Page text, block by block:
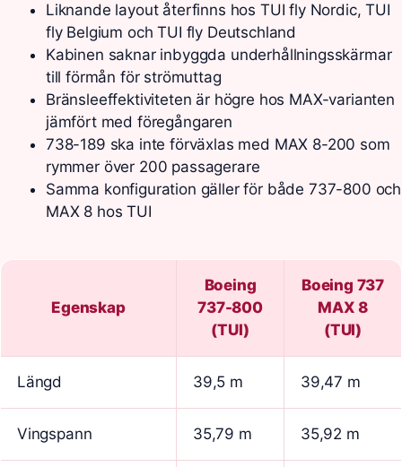
Liknande layout återfinns hos TUI fly Nordic, TUI
fly Belgium och TUI fly Deutschland
Kabinen saknar inbyggda underhållningsskärmar
till förmån för strömuttag
Bränsleeffektiviteten är högre hos MAX-varianten
jämfört med föregångaren
738-189 ska inte förväxlas med MAX 8-200 som
rymmer över 200 passagerare
Samma konfiguration gäller för både 737-800 och
MAX 8 hos TUI
Egenskap
Boeing
737-800
(TUI)
Boeing 737
MAX 8
(TUI)
Längd 39,5 m 39,47 m
Vingspann 35,79 m 35,92 m